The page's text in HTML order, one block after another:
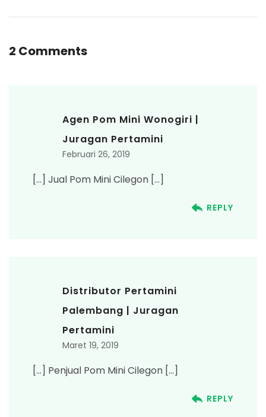
2 Comments
Agen Pom Mini Wonogiri |
Juragan Pertamini
Februari 26, 2019
[…] Jual Pom Mini Cilegon […]
REPLY
Distributor Pertamini
Palembang | Juragan
Pertamini
Maret 19, 2019
[…] Penjual Pom Mini Cilegon […]
REPLY